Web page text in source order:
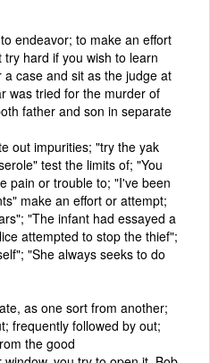
endeavor; to make an effort
hard if you wish to learn
case and sit as the judge at
was tried for the murder of
father and son in separate
out impurities; "try the yak
test the limits of; "You
pain or trouble to; "I've been
make an effort or attempt;
"The infant had essayed a
attempted to stop the thief";
"She always seeks to do
as one sort from another;
frequently followed by out;
the good